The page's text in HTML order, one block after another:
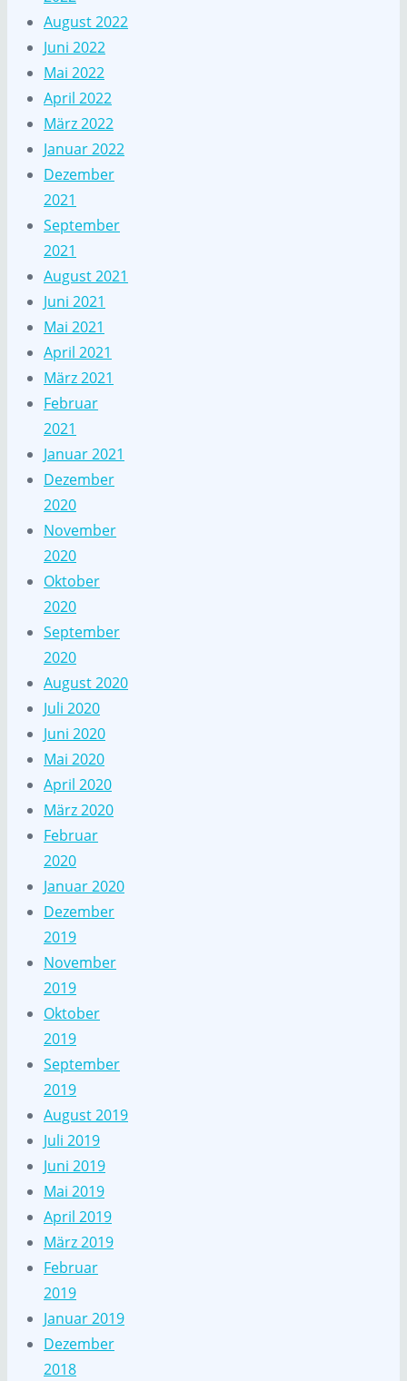
August 2022
Juni 2022
Mai 2022
April 2022
März 2022
Januar 2022
Dezember
2021
September
2021
August 2021
Juni 2021
Mai 2021
April 2021
März 2021
Februar
2021
Januar 2021
Dezember
2020
November
2020
Oktober
2020
September
2020
August 2020
Juli 2020
Juni 2020
Mai 2020
April 2020
März 2020
Februar
2020
Januar 2020
Dezember
2019
November
2019
Oktober
2019
September
2019
August 2019
Juli 2019
Juni 2019
Mai 2019
April 2019
März 2019
Februar
2019
Januar 2019
Dezember
2018